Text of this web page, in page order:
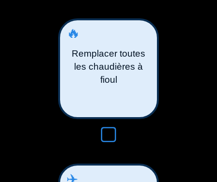
🔥
Remplacer toutes
les chaudières à
fioul
✈️